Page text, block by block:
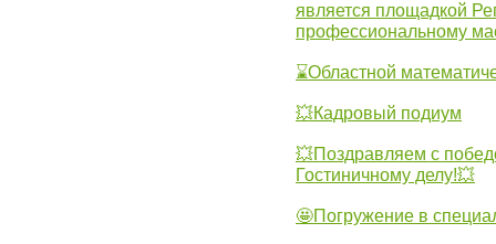
является площадкой
профессиональному
⌛Областной
💥Кадровый подиум
💥Поздравляем с
Гостиничному делу!💥
🤩Погружение в